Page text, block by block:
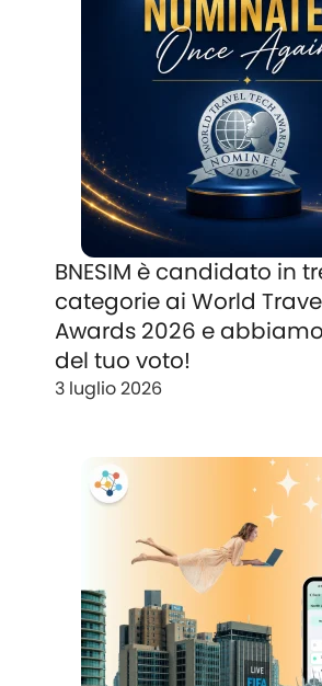
BNESIM è candidato in
categorie ai World
Awards 2026 e
del tuo voto!
3 luglio 2026